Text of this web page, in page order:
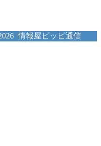
情報屋ピッピ通信